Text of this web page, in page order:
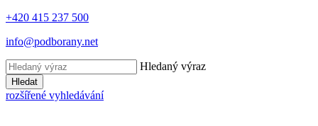
+420 415 237 500
info@podborany.net
Hledaný výraz
Hledat
rozšířené vyhledávání